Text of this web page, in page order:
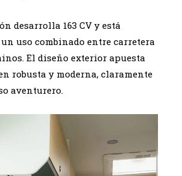
desarrolla 163 CV y está
uso combinado entre carretera
El diseño exterior apuesta
robusta y moderna, claramente
aventurero.